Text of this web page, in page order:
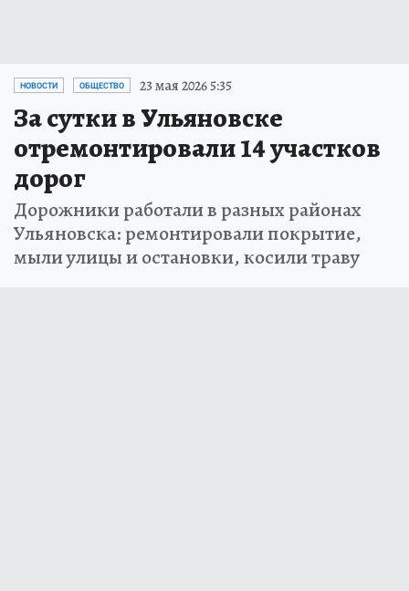
НОВОСТИ ОБЩЕСТВО 23 мая 2026 5:35
За сутки в Ульяновске
отремонтировали 14 участков
дорог
Дорожники работали в разных районах
Ульяновска: ремонтировали покрытие,
мыли улицы и остановки, косили траву